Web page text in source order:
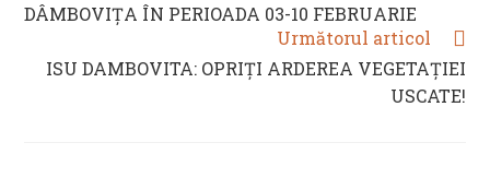
DÂMBOVIŢA ÎN PERIOADA 03-10 FEBRUARIE
Următorul articol
ISU DAMBOVITA: OPRIȚI ARDEREA VEGETAȚIEI
USCATE!